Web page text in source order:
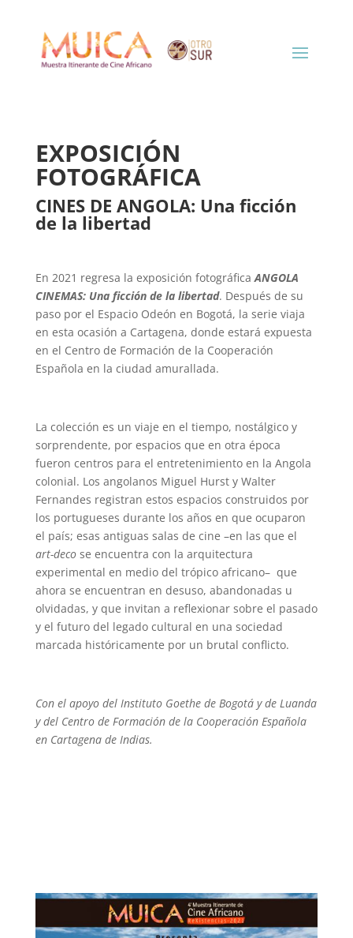
EXPOSICIÓN
FOTOGRÁFICA
CINES DE ANGOLA: Una ficción
de la libertad
En 2021 regresa la exposición fotográficaANGOLA
CINEMAS: Una ficción de la libertad. Después de su
paso por el Espacio Odeón en Bogotá, la serie viaja
en esta ocasión a Cartagena, donde estará expuesta
en el Centro de Formación de la Cooperación
Española en la ciudad amurallada.
La colección es un viaje en el tiempo, nostálgico y
sorprendente, por espacios que en otra época
fueron centros para el entretenimiento en la Angola
colonial. Los angolanos Miguel Hurst y Walter
Fernandes registran estos espacios construidos por
los portugueses durante los años en que ocuparon
el país; esas antiguas salas de cine –en las que el
art-decose encuentra con la arquitectura
experimental en medio del trópico africano– que
ahora se encuentran en desuso, abandonadas u
olvidadas, y que invitan a reflexionar sobre el pasado
y el futuro del legado cultural en una sociedad
marcada históricamente por un brutal conflicto.
Con el apoyo del Instituto Goethe de Bogotá y de Luanda
y del Centro de Formación de la Cooperación Española
en Cartagena de Indias.